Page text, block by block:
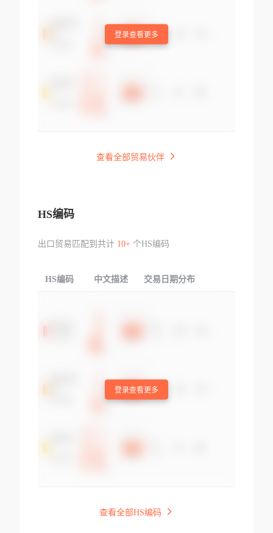
登录查看更多
查看全部贸易伙伴
HS编码
出口贸易匹配到共计 10+个HS编码
HS编码 中文描述 交易日期分布
登录查看更多
查看全部HS编码